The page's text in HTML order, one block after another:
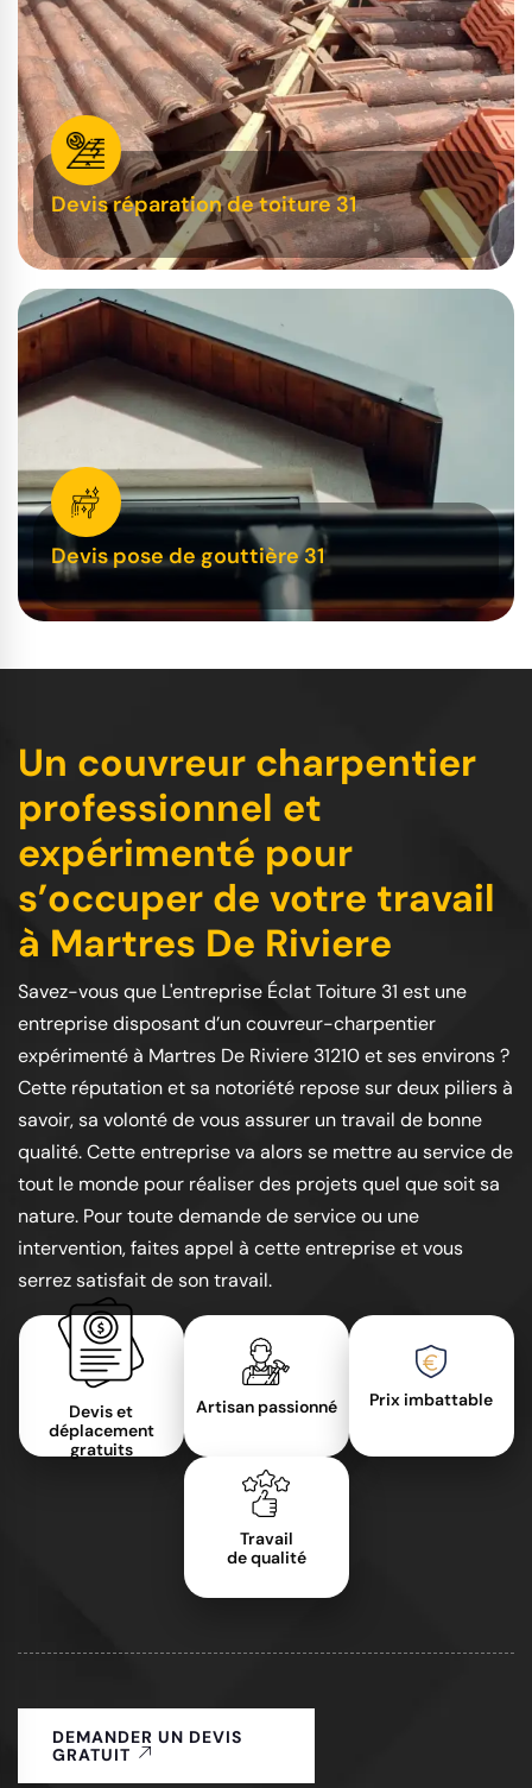
Devis réparation de toiture 31
Devis pose de gouttière 31
Un couvreur charpentier
professionnel et
expérimenté pour
s’occuper de votre travail
à Martres De Riviere
Savez-vous que L'entreprise Éclat Toiture 31 est une
entreprise disposant d’un couvreur-charpentier
expérimenté à Martres De Riviere 31210 et ses environs ?
Cette réputation et sa notoriété repose sur deux piliers à
savoir, sa volonté de vous assurer un travail de bonne
qualité. Cette entreprise va alors se mettre au service de
tout le monde pour réaliser des projets quel que soit sa
nature. Pour toute demande de service ou une
intervention, faites appel à cette entreprise et vous
serrez satisfait de son travail.
Devis et
déplacement
gratuits
Artisan passionné Prix imbattable
Travail
de qualité
DEMANDER UN DEVIS
GRATUIT